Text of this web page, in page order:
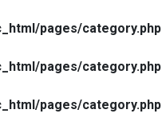
pages/category.php
pages/category.php
pages/category.php